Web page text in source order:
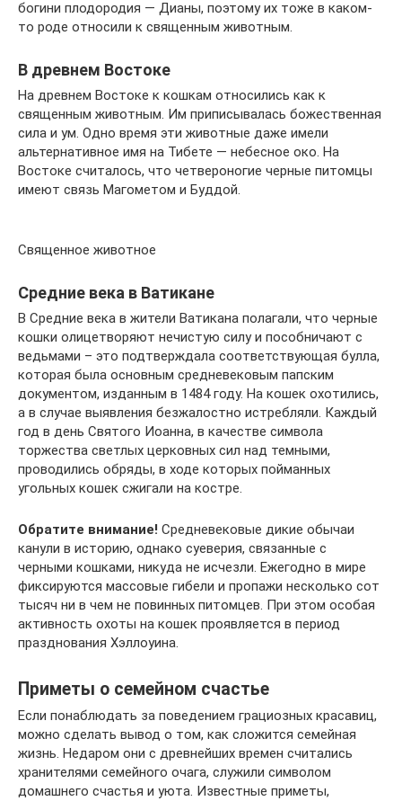
богини плодородия — Дианы, поэтому их тоже в каком-
то роде относили к священным животным.
В древнем Востоке
На древнем Востоке к кошкам относились как к
священным животным. Им приписывалась божественная
сила и ум. Одно время эти животные даже имели
альтернативное имя на Тибете — небесное око. На
Востоке считалось, что четвероногие черные питомцы
имеют связь Магометом и Буддой.
Священное животное
Средние века в Ватикане
В Средние века в жители Ватикана полагали, что черные
кошки олицетворяют нечистую силу и пособничают с
ведьмами – это подтверждала соответствующая булла,
которая была основным средневековым папским
документом, изданным в 1484 году. На кошек охотились,
а в случае выявления безжалостно истребляли. Каждый
год в день Святого Иоанна, в качестве символа
торжества светлых церковных сил над темными,
проводились обряды, в ходе которых пойманных
угольных кошек сжигали на костре.
Обратите внимание! Средневековые дикие обычаи
канули в историю, однако суеверия, связанные с
черными кошками, никуда не исчезли. Ежегодно в мире
фиксируются массовые гибели и пропажи несколько сот
тысяч ни в чем не повинных питомцев. При этом особая
активность охоты на кошек проявляется в период
празднования Хэллоуина.
Приметы о семейном счастье
Если понаблюдать за поведением грациозных красавиц,
можно сделать вывод о том, как сложится семейная
жизнь. Недаром они с древнейших времен считались
хранителями семейного очага, служили символом
домашнего счастья и уюта. Известные приметы,